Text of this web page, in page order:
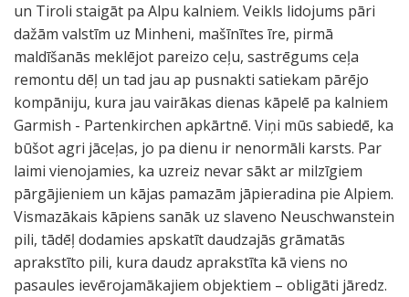
un Tiroli staigāt pa Alpu kalniem. Veikls lidojums pāri
dažām valstīm uz Minheni, mašīnītes īre, pirmā
maldīšanās meklējot pareizo ceļu, sastrēgums ceļa
remontu dēļ un tad jau ap pusnakti satiekam pārējo
kompāniju, kura jau vairākas dienas kāpelē pa kalniem
Garmish - Partenkirchen apkārtnē. Viņi mūs sabiedē, ka
būšot agri jāceļas, jo pa dienu ir nenormāli karsts. Par
laimi vienojamies, ka uzreiz nevar sākt ar milzīgiem
pārgājieniem un kājas pamazām jāpieradina pie Alpiem.
Vismazākais kāpiens sanāk uz slaveno Neuschwanstein
pili, tādēļ dodamies apskatīt daudzajās grāmatās
aprakstīto pili, kura daudz aprakstīta kā viens no
pasaules ievērojamākajiem objektiem – obligāti jāredz.